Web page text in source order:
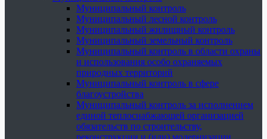
Муниципальный контроль
Муниципальный лесной контроль
Муниципальный жилищный контроль
Муниципальный земельный контроль
Муниципальный контроль в области охраны
и использования особо охраняемых
природных территорий
Муниципальный контроль в сфере
благоустройства
Муниципальный контроль за исполнением
единой теплоснабжающей организацией
обязательств по строительству,
реконструкции и (или) модернизации